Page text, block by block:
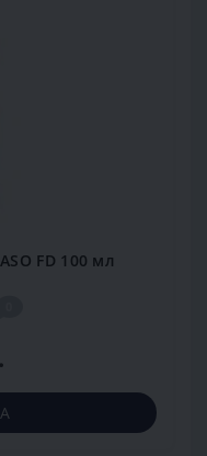
FD 100 мл